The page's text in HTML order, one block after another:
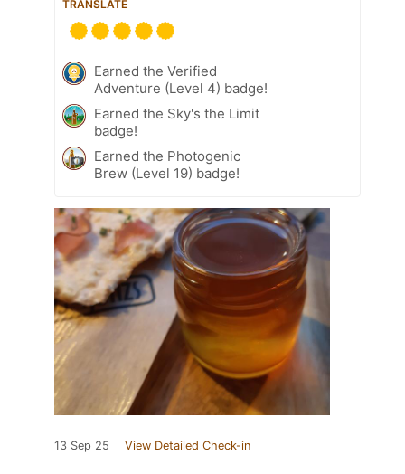
TRANSLATE
Earned the Verified
Adventure (Level 4) badge!
Earned the Sky's the Limit
badge!
Earned the Photogenic
Brew (Level 19) badge!
13 Sep 25 View Detailed Check-in